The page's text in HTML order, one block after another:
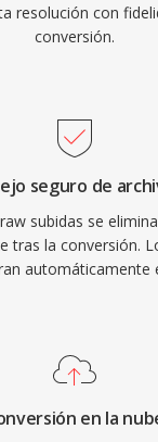
resolución con
conversión.
seguro de
subidas se
tras la conversión.
automáticamente
en la